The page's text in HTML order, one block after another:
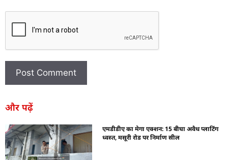
और पढ़ें
एमडीडीए का मेगा एक्शन: 15 बीघा अवैध प्लाटिंग
ध्वस्त, मसूरी रोड पर निर्माण सील